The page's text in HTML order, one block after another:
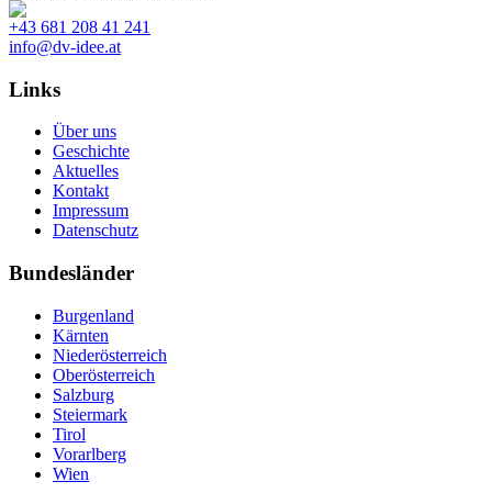
+43 681 208 41 241
info@dv-idee.at
Links
Über uns
Geschichte
Aktuelles
Kontakt
Impressum
Datenschutz
Bundesländer
Burgenland
Kärnten
Niederösterreich
Oberösterreich
Salzburg
Steiermark
Tirol
Vorarlberg
Wien